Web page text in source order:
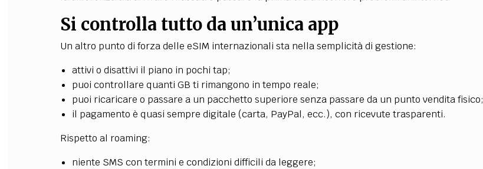
Si controlla tutto da un’unica app
Un altro punto di forza delle eSIM internazionali sta nella semplicità di gestione:
attivi o disattivi il piano in pochi tap;
puoi controllare quanti GB ti rimangono in tempo reale;
puoi ricaricare o passare a un pacchetto superiore senza passare da un punto vendita fisico;
il pagamento è quasi sempre digitale (carta, PayPal, ecc.), con ricevute trasparenti.
Rispetto al roaming:
niente SMS con termini e condizioni difficili da leggere;